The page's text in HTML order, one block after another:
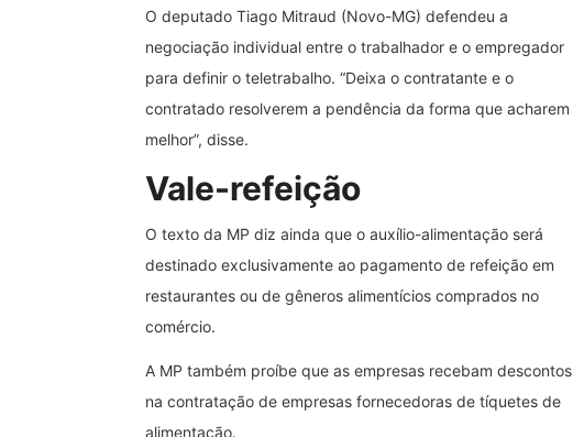
O deputado Tiago Mitraud (Novo-MG) defendeu a
negociação individual entre o trabalhador e o empregador
para definir o teletrabalho. “Deixa o contratante e o
contratado resolverem a pendência da forma que acharem
melhor”, disse.
Vale-refeição
O texto da MP diz ainda que o auxílio-alimentação será
destinado exclusivamente ao pagamento de refeição em
restaurantes ou de gêneros alimentícios comprados no
comércio.
A MP também proíbe que as empresas recebam descontos
na contratação de empresas fornecedoras de tíquetes de
alimentação.